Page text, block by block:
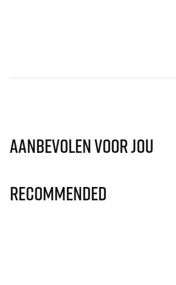
Aanbevolen voor jou
Recommended